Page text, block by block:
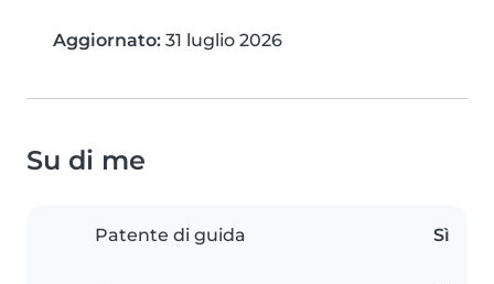
Aggiornato: 31 luglio 2026
Su di me
Patente di guida Sì